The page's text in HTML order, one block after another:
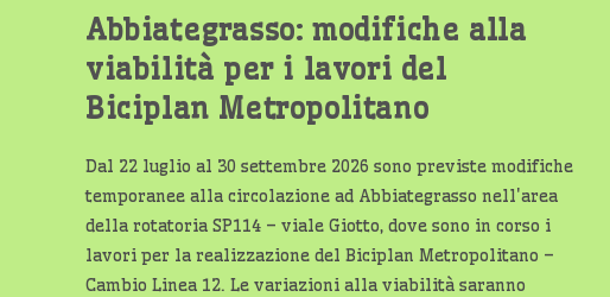
Abbiategrasso: modifiche alla
viabilità per i lavori del
Biciplan Metropolitano
Dal 22 luglio al 30 settembre 2026 sono previste modifiche
temporanee alla circolazione ad Abbiategrasso nell'area
della rotatoria SP114 – viale Giotto, dove sono in corso i
lavori per la realizzazione del Biciplan Metropolitano –
Cambio Linea 12. Le variazioni alla viabilità saranno